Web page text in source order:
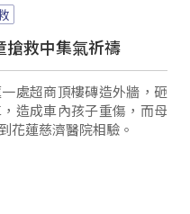
搶救中集氣祈禱
處超商頂樓磚造外牆，砸
造成車內孩子重傷，而母
花蓮慈濟醫院相驗。